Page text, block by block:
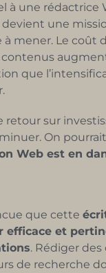
à une rédactrice
une
à mener. Le coût
que
retour sur
On
Web est en
que cette
efficace et
. Rédiger
de recherche